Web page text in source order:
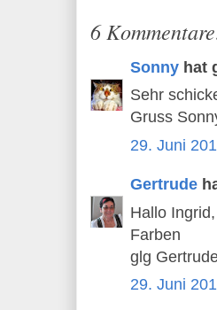
6
Sonny hat
Sehr
Gruss
29. Juni
Gertrude
Hallo
Farben
glg
29. Juni